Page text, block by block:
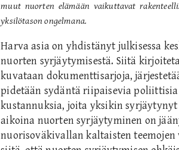
muut nuorten elämään vaikuttavat
yksilötason ongelmana.
Harva asia on yhdistänyt julkisessa
nuorten syrjäytymisestä. Siitä
kuvataan dokumenttisarjoja,
pidetään sydäntä riipaisevia
kustannuksia, joita yksikin
aikoina nuorten syrjäytyminen on
nuorisoväkivallan kaltaisten